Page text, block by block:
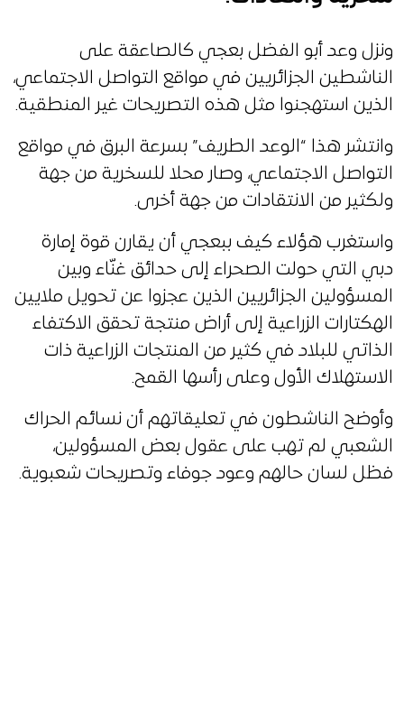
ونزل وعد أبو الفضل بعجي كالصاعقة على
الناشطين الجزائريين في مواقع التواصل الاجتماعي،
الذين استهجنوا مثل هذه التصريحات غير المنطقية.
وانتشر هذا “الوعد الطريف” بسرعة البرق في مواقع
التواصل الاجتماعي، وصار محلا للسخرية من جهة
ولكثير من الانتقادات من جهة أخرى.
واستغرب هؤلاء كيف ببعجي أن يقارن قوة إمارة
دبي التي حولت الصحراء إلى حدائق غنّاء وبين
المسؤولين الجزائريين الذين عجزوا عن تحويل ملايين
الهكتارات الزراعية إلى أراض منتجة تحقق الاكتفاء
الذاتي للبلاد في كثير من المنتجات الزراعية ذات
الاستهلاك الأول وعلى رأسها القمح.
وأوضح الناشطون في تعليقاتهم أن نسائم الحراك
الشعبي لم تهب على عقول بعض المسؤولين،
فظل لسان حالهم وعود جوفاء وتصريحات شعبوية.